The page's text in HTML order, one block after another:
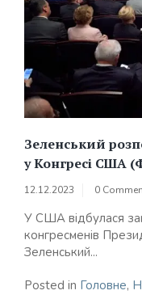
Зеленський
у Конгресі США
12.12.2023 0
У США відбулася
конгресменів
Зеленський...
Posted in Головне,